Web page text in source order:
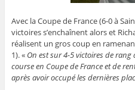
Avec la Coupe de France (6-0 à
victoires s’enchaînent alors et
réalisent un gros coup en
1). « On est sur 4-5 victoires de
course en Coupe de France et de
après avoir occupé les dernières